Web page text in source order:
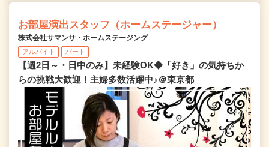
お部屋演出スタッフ（ホームステージャー）
株式会社サマンサ・ホームステージング
アルバイト パート
【週2日～・日中のみ】未経験OK◆「好き」の気持ちか
らの挑戦大歓迎！主婦多数活躍中♪＠東京都